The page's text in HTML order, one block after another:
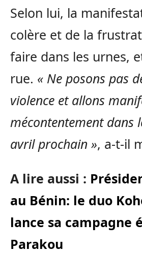
Selon lui, la
colère et de la
faire dans les urnes,
rue. « Ne posons pas
violence et allons
mécontentement dans
avril prochain », a-t-il
A lire aussi :
au Bénin: le duo
lance sa campagne
Parakou